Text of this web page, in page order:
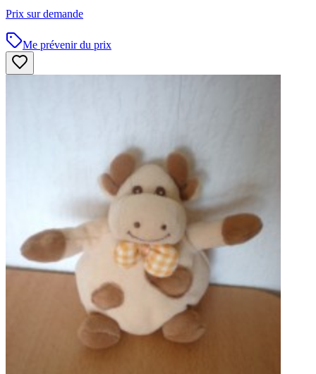
Prix sur demande
Me prévenir du prix